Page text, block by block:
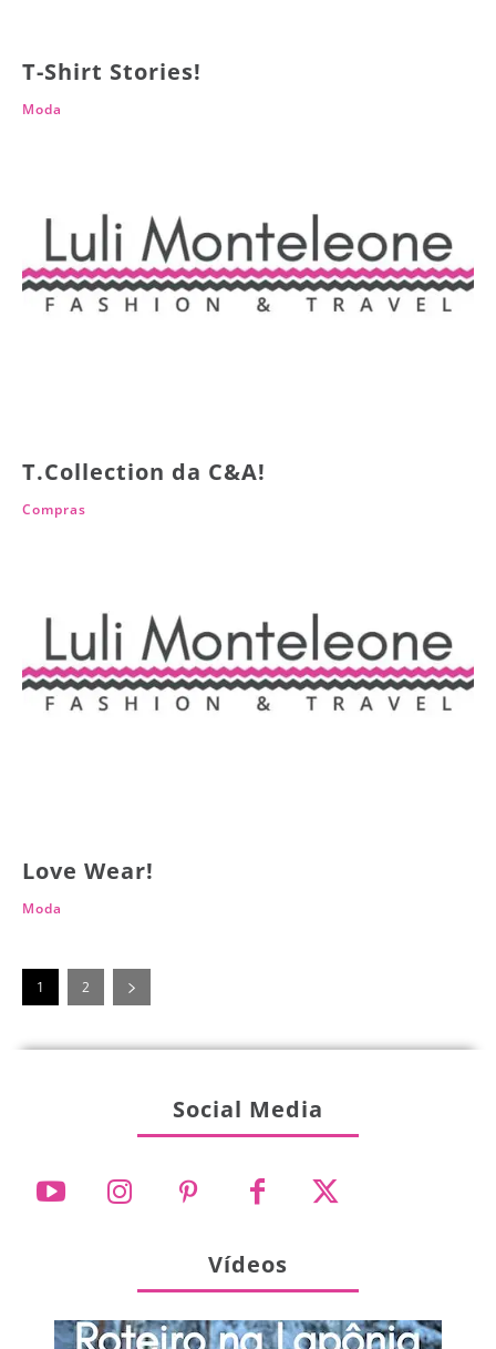
T-Shirt Stories!
Moda
T.Collection da C&A!
Compras
Love Wear!
Moda
1 2
Social Media
Vídeos